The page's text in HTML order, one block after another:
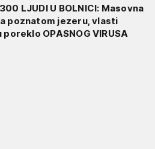
LJUDI U BOLNICI: Masovna
poznatom jezeru, vlasti
OPASNOG VIRUSA